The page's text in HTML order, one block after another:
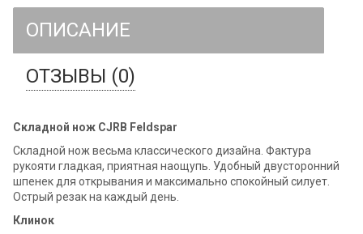
ОПИСАНИЕ
ОТЗЫВЫ (0)
Складной нож CJRB Feldspar
Складной нож весьма классического дизайна. Фактура
рукояти гладкая, приятная наощупь. Удобный двусторонний
шпенек для открывания и максимально спокойный силует.
Острый резак на каждый день.
Клинок